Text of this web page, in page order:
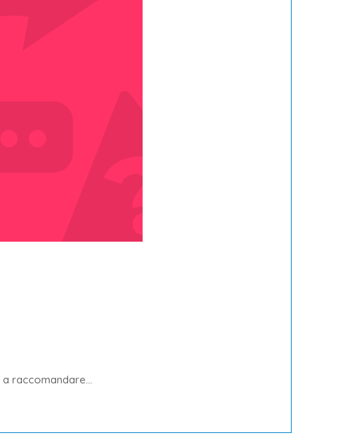
raccomandare...